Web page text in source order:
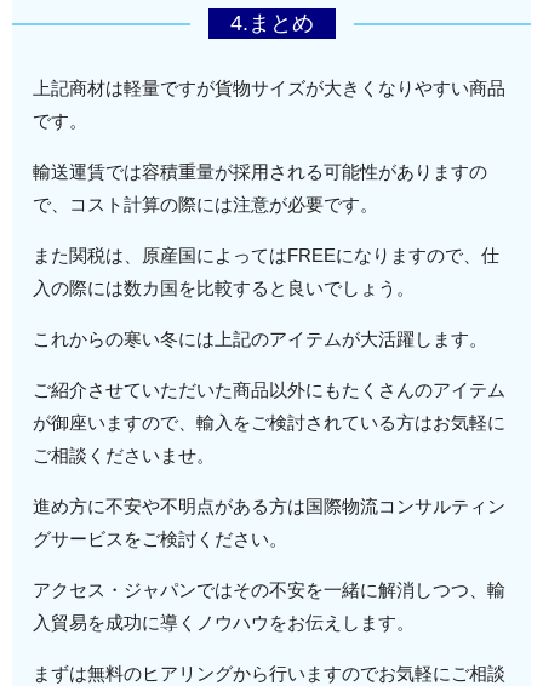
AIR
航空輸送の場合、海外フォワダーが発行。
SEA
WAYBILL
ARRIVAL
NOTICE
海上輸送の場合、輸送船が到着する直前に
日本の船会社が発行。
4.まとめ
上記商材は軽量ですが貨物サイズが大きくなりやすい商品
です。
輸送運賃では容積重量が採用される可能性がありますの
で、コスト計算の際には注意が必要です。
また関税は、原産国によってはFREEになりますので、仕
入の際には数カ国を比較すると良いでしょう。
これからの寒い冬には上記のアイテムが大活躍します。
ご紹介させていただいた商品以外にもたくさんのアイテム
が御座いますので、輸入をご検討されている方はお気軽に
ご相談くださいませ。
進め方に不安や不明点がある方は国際物流コンサルティン
グサービスをご検討ください。
アクセス・ジャパンではその不安を一緒に解消しつつ、輸
入貿易を成功に導くノウハウをお伝えします。
まずは無料のヒアリングから行いますのでお気軽にご相談